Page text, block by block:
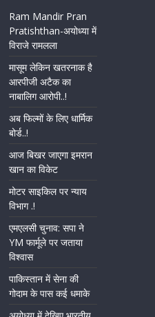
Ram Mandir Pran
Pratishthan-अयोध्या में
विराजे रामलला
मासूम लेकिन खतरनाक है
आरपीजी अटैक का
नाबालिग आरोपी..!
अब फिल्मों के लिए धार्मिक
बोर्ड..!
आज बिखर जाएगा इमरान
खान का विकेट
मोटर साइकिल पर न्याय
विभाग .!
एमएलसी चुनाव: सपा ने
YM फार्मूले पर जताया
विश्वास
पाकिस्तान में सेना की
गोदाम के पास कई धमाके